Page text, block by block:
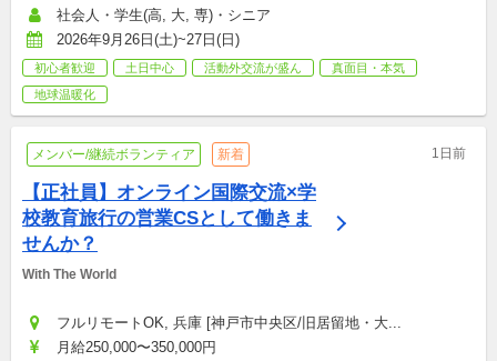
社会人・学生(高, 大, 専)・シニア
2026年9月26日(土)~27日(日)
初心者歓迎 土日中心 活動外交流が盛ん
真面目・本気
地球温暖化
メンバー/継続ボランティア 新着 1日前
【正社員】オンライン国際交流×学
校教育旅行の営業CSとして働きま
せんか？
With The World
フルリモートOK, 兵庫 [神戸市中央区/旧居留地・大...
月給250,000〜350,000円